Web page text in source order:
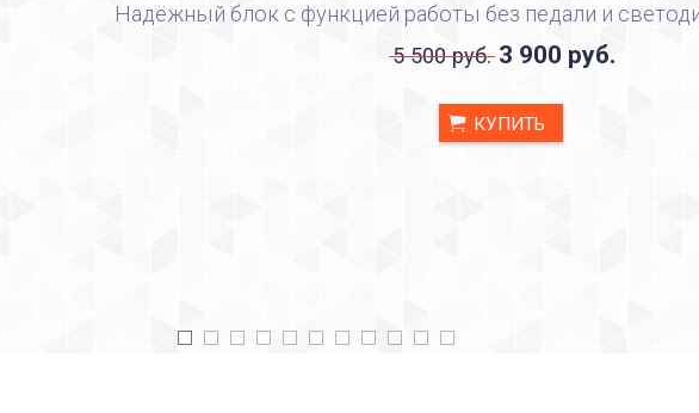
Надёжный блок с функцией работы без педали и
5 500 руб. 3 900 руб.
КУПИТЬ